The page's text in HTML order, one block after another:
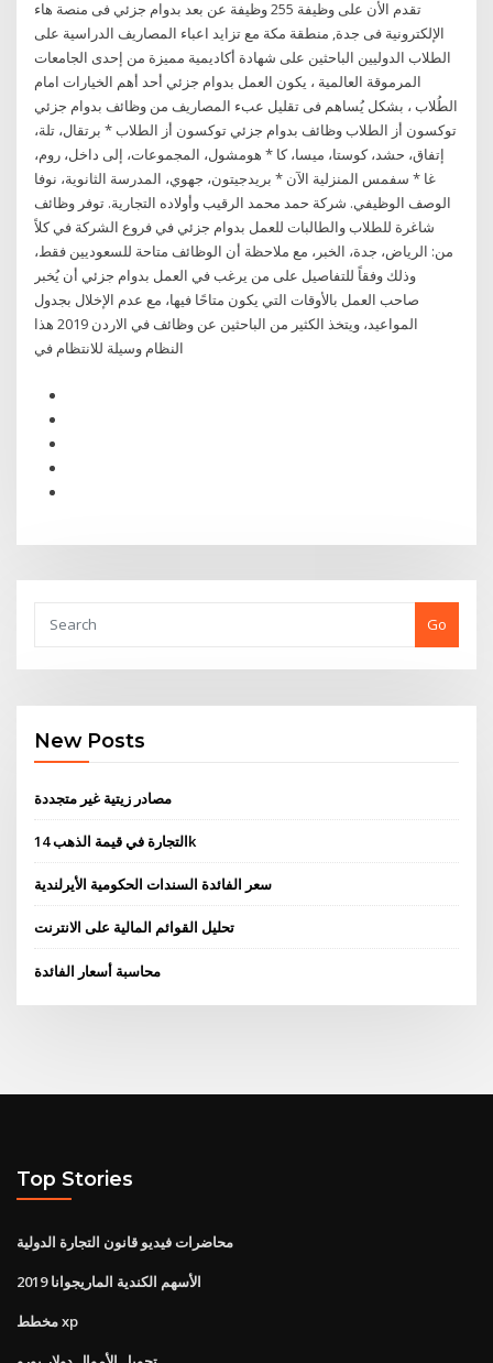
تقدم الأن على وظيفة 255 وظيفة عن بعد بدوام جزئي فى منصة هاء
الإلكترونية فى جدة, منطقة مكة مع تزايد اعباء المصاريف الدراسية على
الطلاب الدوليين الباحثين على شهادة أكاديمية مميزة من إحدى الجامعات
المرموقة العالمية ، يكون العمل بدوام جزئي أحد أهم الخيارات امام
الطُلاب ، بشكل يُساهم فى تقليل عبء المصاريف من وظائف بدوام جزئي
توكسون أز الطلاب وظائف بدوام جزئي توكسون أز الطلاب * برتقال، تلة،
إتفاق، حشد، كوستا، ميسا، كا * هومشول، المجموعات، إلى داخل، روم،
غا * سفمس المنزلية الآن * بريدجيتون، جهوي، المدرسة الثانوية، نوفا
الوصف الوظيفي. شركة حمد محمد الرقيب وأولاده التجارية. توفر وظائف
شاغرة للطلاب والطالبات للعمل بدوام جزئي في فروع الشركة في كلاً
من: الرياض، جدة، الخبر، مع ملاحظة أن الوظائف متاحة للسعوديين فقط،
وذلك وفقاً للتفاصيل على من يرغب في العمل بدوام جزئي أن يُخبر
صاحب العمل بالأوقات التي يكون متاحًا فيها، مع عدم الإخلال بجدول
المواعيد، ويتخذ الكثير من الباحثين عن وظائف في الاردن 2019 هذا
النظام وسيلة للانتظام في
Go
New Posts
مصادر زيتية غير متجددة
التجارة في قيمة الذهب 14k
سعر الفائدة السندات الحكومية الأيرلندية
تحليل القوائم المالية على الانترنت
محاسبة أسعار الفائدة
Top Stories
محاضرات فيديو قانون التجارة الدولية
الأسهم الكندية الماريجوانا 2019
مخطط xp